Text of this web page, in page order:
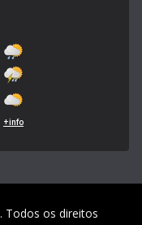
. Todos os direitos